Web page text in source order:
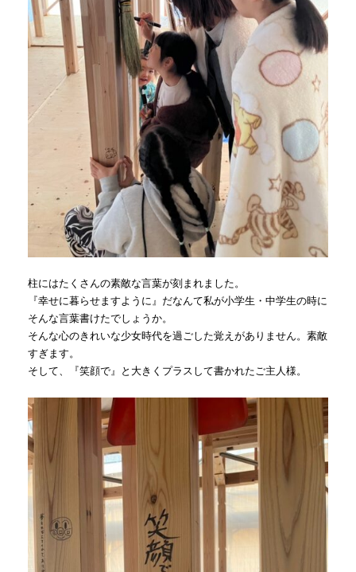
柱にはたくさんの素敵な言葉が刻まれました。
『幸せに暮らせますように』だなんて私が小学生・中学生の時に
そんな言葉書けたでしょうか。
そんな心のきれいな少女時代を過ごした覚えがありません。素敵
すぎます。
そして、『笑顔で』と大きくプラスして書かれたご主人様。